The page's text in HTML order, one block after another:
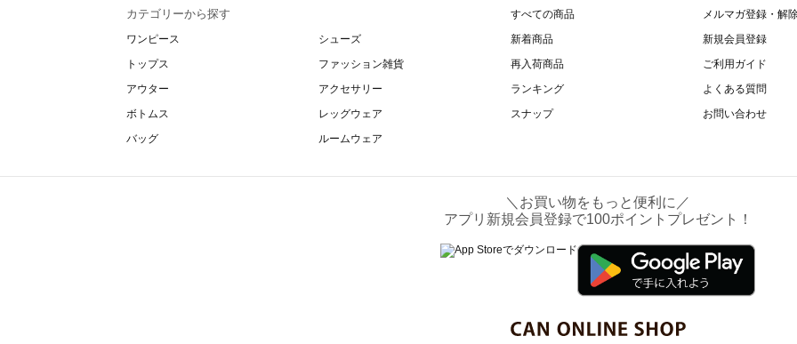
カテゴリーから探す
ワンピース
トップス
アウター
ボトムス
バッグ
シューズ
ファッション雑貨
アクセサリー
レッグウェア
ルームウェア
すべての商品
新着商品
再入荷商品
ランキング
スナップ
メルマガ登録・解
新規会員登録
ご利用ガイド
よくある質問
お問い合わせ
＼お買い物をもっと便利に／
アプリ新規会員登録で100ポイントプレゼント！